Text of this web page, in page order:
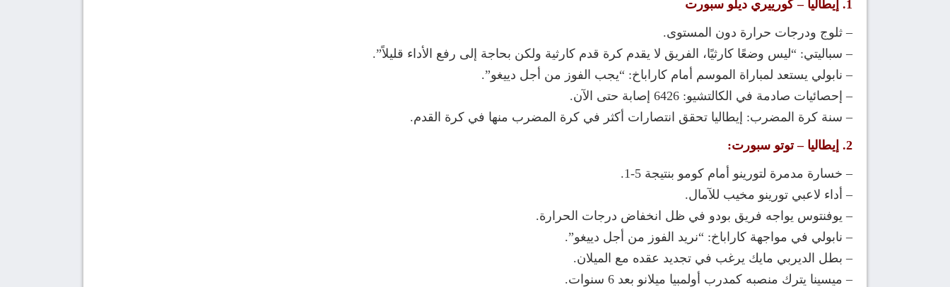
1. إيطاليا – كورييري ديلو سبورت
– ثلوج ودرجات حرارة دون المستوى.
– سباليتي: “ليس وضعًا كارثيًا، الفريق لا يقدم كرة قدم كارثية ولكن بحاجة إلى رفع الأداء قليلاً”.
– نابولي يستعد لمباراة الموسم أمام كاراباخ: “يجب الفوز من أجل دييغو”.
– إحصائيات صادمة في الكالتشيو: 6426 إصابة حتى الآن.
– سنة كرة المضرب: إيطاليا تحقق انتصارات أكثر في كرة المضرب منها في كرة القدم.
2. إيطاليا – توتو سبورت:
– خسارة مدمرة لتورينو أمام كومو بنتيجة 5-1.
– أداء لاعبي تورينو مخيب للآمال.
– يوفنتوس يواجه فريق بودو في ظل انخفاض درجات الحرارة.
– نابولي في مواجهة كاراباخ: “نريد الفوز من أجل دييغو”.
– بطل الديربي مايك يرغب في تجديد عقده مع الميلان.
– ميسينا يترك منصبه كمدرب أولمبيا ميلانو بعد 6 سنوات.